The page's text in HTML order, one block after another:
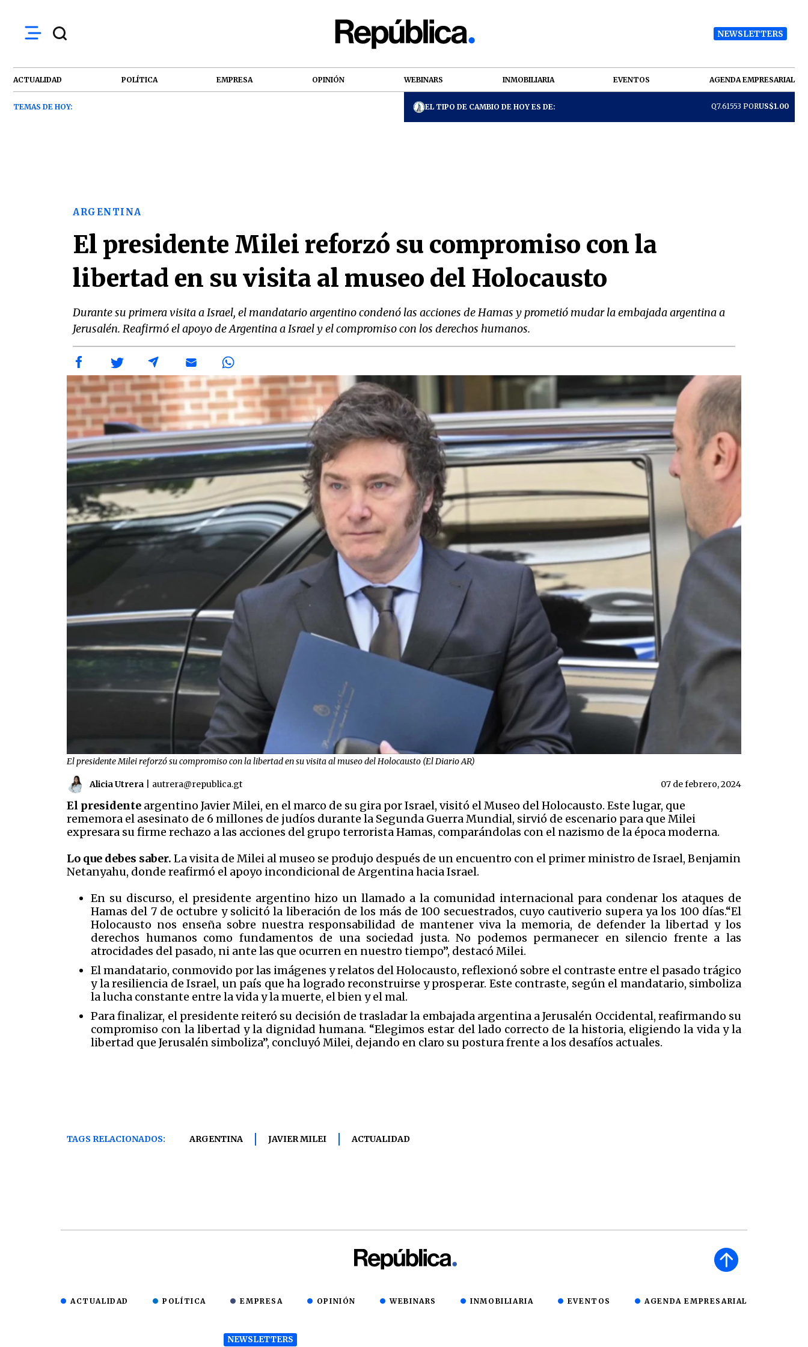
NEWSLETTERS
ACTUALIDAD POLÍTICA EMPRESA OPINIÓN WEBINARS INMOBILIARIA EVENTOS AGENDA EMPRESARIAL
TEMAS DE HOY: EL TIPO DE CAMBIO DE HOY ES DE: Q7.61553 PORUS$1.00
ARGENTINA
El presidente Milei reforzó su compromiso con la
libertad en su visita al museo del Holocausto
Durante su primera visita a Israel, el mandatario argentino condenó las acciones de Hamas y prometió mudar la embajada argentina a
Jerusalén. Reafirmó el apoyo de Argentina a Israel y el compromiso con los derechos humanos.
El presidente Milei reforzó su compromiso con la libertad en su visita al museo del Holocausto (El Diario AR)
Alicia Utrera autrera@republica.gt 07 de febrero, 2024
El presidente argentino Javier Milei, en el marco de su gira por Israel, visitó el Museo del Holocausto. Este lugar, que
rememora el asesinato de 6 millones de judíos durante la Segunda Guerra Mundial, sirvió de escenario para que Milei
expresara su firme rechazo a las acciones del grupo terrorista Hamas, comparándolas con el nazismo de la época moderna.
Lo que debes saber. La visita de Milei al museo se produjo después de un encuentro con el primer ministro de Israel, Benjamin
Netanyahu, donde reafirmó el apoyo incondicional de Argentina hacia Israel.
En su discurso, el presidente argentino hizo un llamado a la comunidad internacional para condenar los ataques de
Hamas del 7 de octubre y solicitó la liberación de los más de 100 secuestrados, cuyo cautiverio supera ya los 100 días.“El
Holocausto nos enseña sobre nuestra responsabilidad de mantener viva la memoria, de defender la libertad y los
derechos humanos como fundamentos de una sociedad justa. No podemos permanecer en silencio frente a las
atrocidades del pasado, ni ante las que ocurren en nuestro tiempo”, destacó Milei.
El mandatario, conmovido por las imágenes y relatos del Holocausto, reflexionó sobre el contraste entre el pasado trágico
y la resiliencia de Israel, un país que ha logrado reconstruirse y prosperar. Este contraste, según el mandatario, simboliza
la lucha constante entre la vida y la muerte, el bien y el mal.
Para finalizar, el presidente reiteró su decisión de trasladar la embajada argentina a Jerusalén Occidental, reafirmando su
compromiso con la libertad y la dignidad humana. “Elegimos estar del lado correcto de la historia, eligiendo la vida y la
libertad que Jerusalén simboliza”, concluyó Milei, dejando en claro su postura frente a los desafíos actuales.
TAGS RELACIONADOS: ARGENTINA JAVIER MILEI ACTUALIDAD
ACTUALIDAD POLÍTICA EMPRESA OPINIÓN WEBINARS INMOBILIARIA EVENTOS AGENDA EMPRESARIAL
NEWSLETTERS